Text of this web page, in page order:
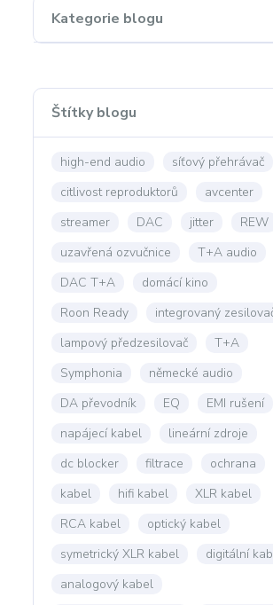
Kategorie blogu
Štítky blogu
high-end audio
síťový přehrávač
citlivost reproduktorů
avcenter
streamer
DAC jitter
REW
uzavřená ozvučnice
T+A audio
DAC T+A
domácí kino
Roon Ready
integrovaný
lampový předzesilovač
T+A
Symphonia
německé audio
DA převodník
EQ
EMI rušení
napájecí kabel
lineární zdroje
dc blocker
filtrace
ochrana
kabel
hifi kabel
XLR kabel
RCA kabel
optický kabel
symetrický XLR kabel
digitální
analogový kabel